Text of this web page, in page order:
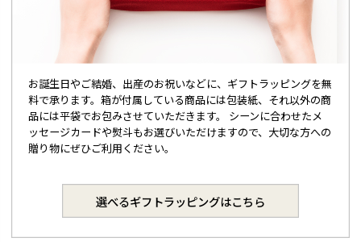
お誕生日やご結婚、出産のお祝いなどに、ギフトラッピングを無
料で承ります。箱が付属している商品には包装紙、それ以外の商
品には平袋でお包みさせていただきます。 シーンに合わせたメ
ッセージカードや熨斗もお選びいただけますので、大切な方への
贈り物にぜひご利用ください。
選べるギフトラッピングはこちら